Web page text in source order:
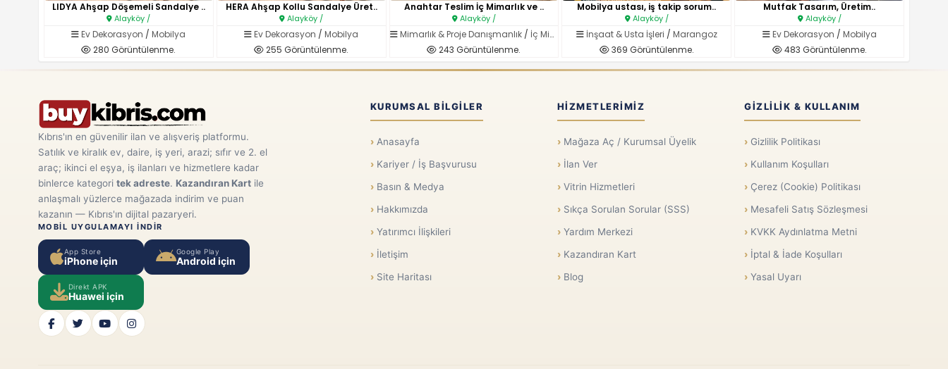
LIDYA Ahşap Döşemeli Sandalye ..
Alayköy /
Ev Dekorasyon /Mobilya
280 Görüntülenme.
HERA Ahşap Kollu Sandalye Üret..
Alayköy /
Ev Dekorasyon /Mobilya
255 Görüntülenme.
Anahtar Teslim İç Mimarlık ve ..
Alayköy /
Mimarlık & Proje Danışmanlık/ İç Mimarlık
243 Görüntülenme.
Mobilya ustası, iş takip sorum..
Alayköy /
İnşaat & Usta İşleri / Marangoz
369 Görüntülenme.
Mutfak Tasarım, Üretim..
Alayköy /
Ev Dekorasyon / Mobilya
483 Görüntülenme.
Kıbrıs'ın en güvenilir ilan ve alışveriş platformu.
Satılık ve kiralık ev, daire, iş yeri, arazi; sıfır ve 2. el
araç; ikinci el eşya, iş ilanları ve hizmetlere kadar
binlerce kategori tek adreste. Kazandıran Kartile
anlaşmalı yüzlerce mağazada indirim ve puan
kazanın — Kıbrıs'ın dijital pazaryeri.
MOBIL UYGULAMAYI INDIR
App Store
iPhone için
Google Play
Android için
Direkt APK
Huawei için
KURUMSAL BILGILER
Anasayfa
Kariyer / İş Başvurusu
Basın & Medya
Hakkımızda
Yatırımcı İlişkileri
İletişim
Site Haritası
HIZMETLERIMIZ
Mağaza Aç / Kurumsal Üyelik
İlan Ver
Vitrin Hizmetleri
Sıkça Sorulan Sorular (SSS)
Yardım Merkezi
Kazandıran Kart
Blog
GIZLILIK & KULLANIM
Gizlilik Politikası
Kullanım Koşulları
Çerez (Cookie) Politikası
Mesafeli Satış Sözleşmesi
KVKK Aydınlatma Metni
İptal & İade Koşulları
Yasal Uyarı